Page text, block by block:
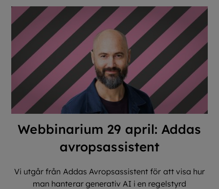
Webbinarium 29 april: Addas
avropsassistent
Vi utgår från Addas Avropsassistent för att visa hur
man hanterar generativ AI i en regelstyrd